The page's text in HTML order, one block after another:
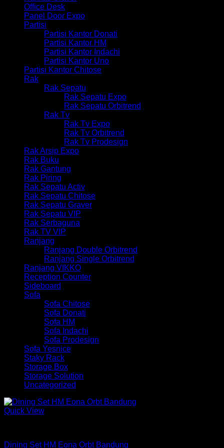
Office Desk
Panel Door Expo
Partisi
Partisi Kantor Donati
Partisi Kantor HM
Partisi Kantor Indachi
Partisi Kantor Uno
Partisi Kantor Chitose
Rak
Rak Sepatu
Rak Sepatu Expo
Rak Sepatu Orbitrend
Rak Tv
Rak Tv Expo
Rak Tv Orbitrend
Rak Tv Prodesign
Rak Arsip Expo
Rak Buku
Rak Gantung
Rak Piring
Rak Sepatu Activ
Rak Sepatu Chitose
Rak Sepatu Graver
Rak Sepatu VIP
Rak Serbaguna
Rak TV VIP
Ranjang
Ranjang Double Orbitrend
Ranjang Single Orbitrend
Ranjang VIKKO
Reception Counter
Sideboard
Sofa
Sofa Chitose
Sofa Donati
Sofa HM
Sofa Indachi
Sofa Prodesign
Sofa Yesnice
Staky Rack
Storage Box
Storage Solution
Uncategorized
Quick View
Dining Set HM Eona Orbt Bandung